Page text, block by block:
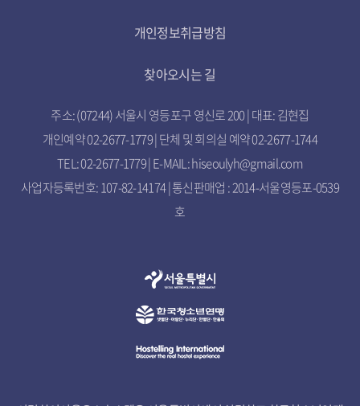
개인정보취급방침
찾아오시는 길
주소: (07244) 서울시 영등포구 영신로 200 | 대표: 김현집
개인예약 02-2677-1779 | 단체 및 회의실 예약 02-2677-1744
TEL: 02-2677-1779 | E-MAIL: hiseoulyh@gmail.com
사업자등록번호: 107-82-14174 | 통신판매업 : 2014-서울영등포-0539
호